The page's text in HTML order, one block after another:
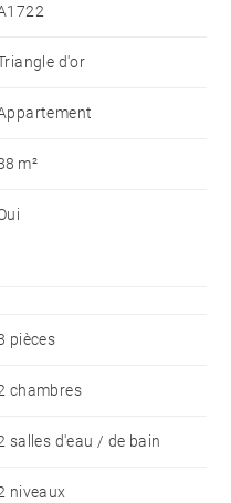
nuit séparés,
avec révision
: Bail Alur (13€/m²
Bail Code Civil
d'or
m²
pièces
chambres
salles d'eau / de bain
niveaux